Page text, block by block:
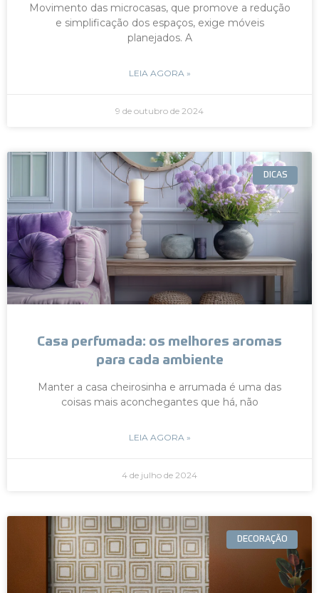
Movimento das microcasas, que promove a redução
e simplificação dos espaços, exige móveis
planejados. A
LEIA AGORA »
9 de outubro de 2024
DICAS
Casa perfumada: os melhores aromas
para cada ambiente
Manter a casa cheirosinha e arrumada é uma das
coisas mais aconchegantes que há, não
LEIA AGORA »
4 de julho de 2024
DECORAÇÃO